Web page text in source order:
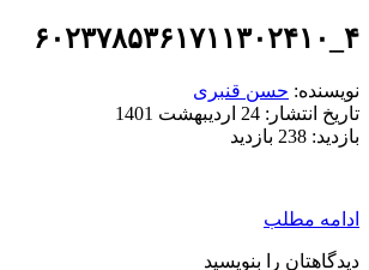
۴_۶۰۲۳۷۸۵۳۶۱۷۱۱۳۰۲۴۱۰
نویسنده: حسن قنبری
تاریخ انتشار: 24 اردیبهشت 1401
بازدید: 238 بازدید
ادامه مطلب
دیدگاهتان را بنویسید